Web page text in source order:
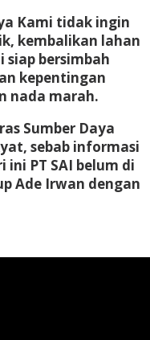
Kami tidak ingin
kembalikan lahan
siap bersimbah
kepentingan
nada marah.
Sumber Daya
sebab informasi
PT SAI belum di
Ade Irwan dengan